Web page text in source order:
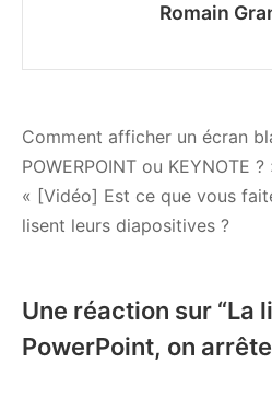
Romain
Navigation
de
l’article
Comment afficher un écran
POWERPOINT ou KEYNOTE ?
« [Vidéo] Est ce que vous
lisent leurs diapositives ?
Une réaction sur “La
PowerPoint, on